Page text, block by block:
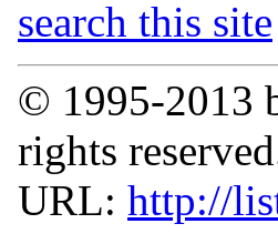
search this site
© 1995-2013
rights
URL: http://